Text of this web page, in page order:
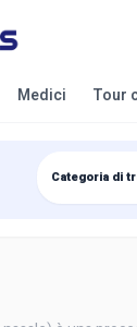
Medici Tour